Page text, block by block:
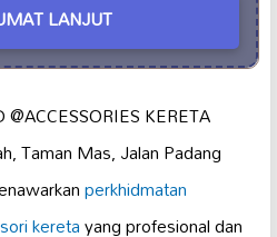
LANJUT
KERETA
Taman Mas, Jalan Padang
perkhidmatan
keretayang profesional dan